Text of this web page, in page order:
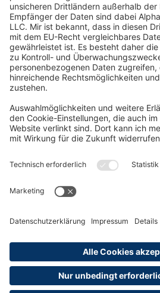
Oft Gesucht
Rund um die Prüfung
Datenschutzerklärung
Widerrufsrecht
Versandinformationen
Erklärung zur Barrierefreiheit
Abonnements hier kündigen
Cookie-Einstellungen